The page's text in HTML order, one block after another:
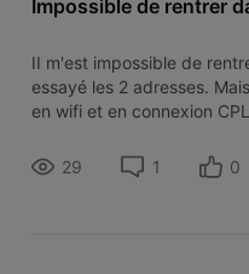
Impossible de rentrer
II m'est impossible de
essayé les 2 adresses.
en wifi et en connexion
29 1 0